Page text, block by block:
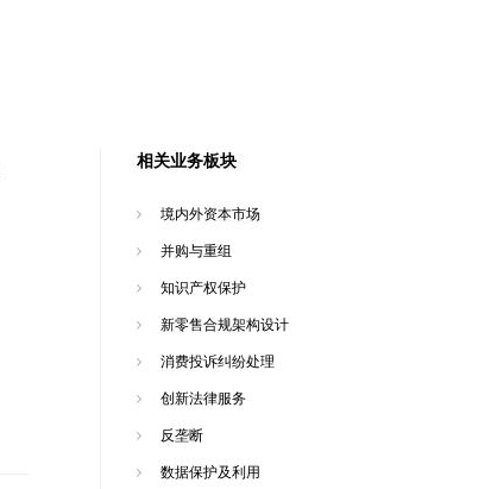
相关业务板块
境内外资本市场
并购与重组
知识产权保护
新零售合规架构设计
消费投诉纠纷处理
创新法律服务
反垄断
数据保护及利用